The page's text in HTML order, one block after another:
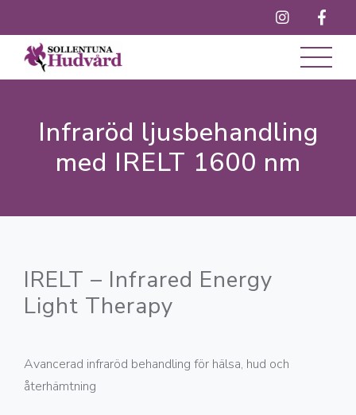
Infraröd ljusbehandling
med IRELT 1600 nm
IRELT – Infrared Energy
Light Therapy
Avancerad infraröd behandling för hälsa, hud och
återhämtning